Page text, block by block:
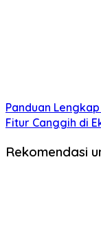
Panduan
Fitur Canggih di
Rekomendasi